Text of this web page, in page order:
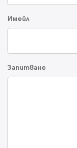
Имейл
Запитване